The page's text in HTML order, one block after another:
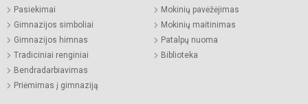
Pasiekimai
Gimnazijos simboliai
Gimnazijos himnas
Tradiciniai renginiai
Bendradarbiavimas
Priėmimas į gimnaziją
Mokinių pavėžėjimas
Mokinių maitinimas
Patalpų nuoma
Biblioteka